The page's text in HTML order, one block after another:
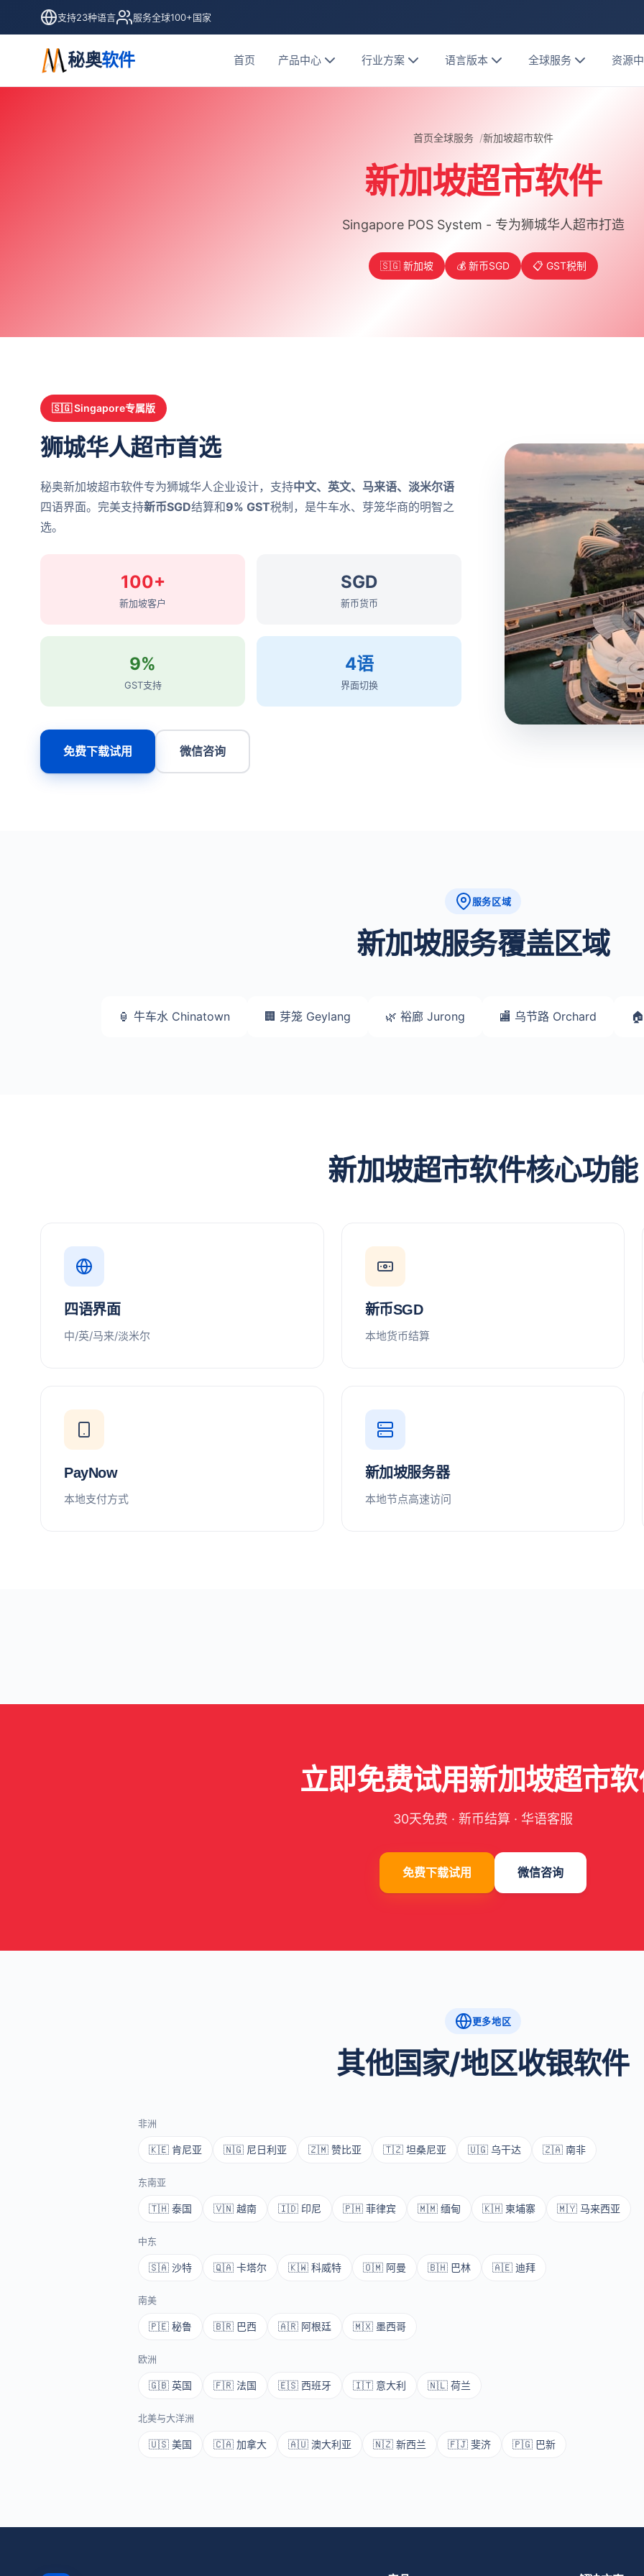
支持23种语言 服务全球100+国家
秘奥软件 首页 产品中心 行业方案 语言版本 全球服务 资源
首页全球服务 新加坡超市软件
新加坡超市软件
Singapore POS System - 专为狮城华人超市打造
🇸🇬 新加坡 💰 新币SGD 📋 GST税制
🇸🇬 Singapore专属版
狮城华人超市首选
秘奥新加坡超市软件专为狮城华人企业设计，支持中文、英文、马来语、淡米尔语
四语界面。完美支持新币SGD结算和9% GST税制，是牛车水、芽笼华商的明智之
选。
100+
新加坡客户
SGD
新币货币
9%
GST支持
4语
界面切换
免费下载试用 微信咨询
服务区域
新加坡服务覆盖区域
🏮 牛车水 Chinatown 🏢 芽笼 Geylang 🌿 裕廊 Jurong 🏬 乌节路 Orchard
新加坡超市软件核心功能
四语界面
中/英/马来/淡米尔
新币SGD
本地货币结算
PayNow
本地支付方式
新加坡服务器
本地节点高速访问
立即免费试用新加坡超市
30天免费 · 新币结算 · 华语客服
免费下载试用 微信咨询
更多地区
其他国家/地区收银软件
非洲
🇰🇪 肯尼亚 🇳🇬 尼日利亚 🇿🇲 赞比亚 🇹🇿 坦桑尼亚 🇺🇬 乌干达 🇿🇦 南非
东南亚
🇹🇭 泰国 🇻🇳 越南 🇮🇩 印尼 🇵🇭 菲律宾 🇲🇲 缅甸 🇰🇭 柬埔寨 🇲🇾 马来西亚
中东
🇸🇦 沙特 🇶🇦 卡塔尔 🇰🇼 科威特 🇴🇲 阿曼 🇧🇭 巴林 🇦🇪 迪拜
南美
🇵🇪 秘鲁 🇧🇷 巴西 🇦🇷 阿根廷 🇲🇽 墨西哥
欧洲
🇬🇧 英国 🇫🇷 法国 🇪🇸 西班牙 🇮🇹 意大利 🇳🇱 荷兰
北美与大洋洲
🇺🇸 美国 🇨🇦 加拿大 🇦🇺 澳大利亚 🇳🇿 新西兰 🇫🇯 斐济 🇵🇬 巴新